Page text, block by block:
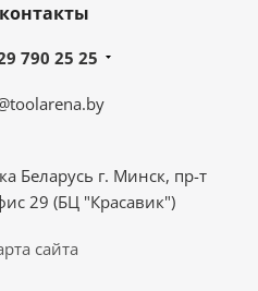
790 25 25
Беларусь г. Минск, пр-т
29 (БЦ "Красавик")
сайта